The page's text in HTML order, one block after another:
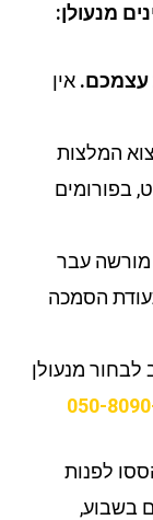
אין
עבר
הסמכה
מנעולן
050-
7 ימים בשבוע,